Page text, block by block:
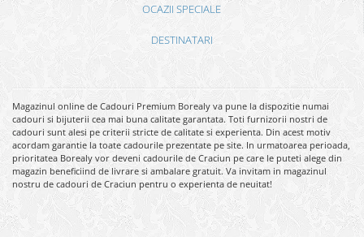
OCAZII SPECIALE
DESTINATARI
Magazinul online de Cadouri Premium Borealy va pune la dispozitie numai
cadouri si bijuterii cea mai buna calitate garantata. Toti furnizorii nostri de
cadouri sunt alesi pe criterii stricte de calitate si experienta. Din acest motiv
acordam garantie la toate cadourile prezentate pe site. In urmatoarea perioada,
prioritatea Borealy vor deveni cadourile de Craciun pe care le puteti alege din
magazin beneficiind de livrare si ambalare gratuit. Va invitam in magazinul
nostru de cadouri de Craciun pentru o experienta de neuitat!